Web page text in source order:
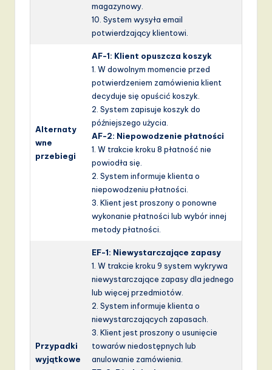
magazynowy.
10. System wysyła email
potwierdzający klientowi.
Alternaty
wne
przebiegi
AF-1: Klient opuszcza koszyk
1. W dowolnym momencie przed
potwierdzeniem zamówienia klient
decyduje się opuścić koszyk.
2. System zapisuje koszyk do
późniejszego użycia.
AF-2: Niepowodzenie płatności
1. W trakcie kroku 8 płatność nie
powiodła się.
2. System informuje klienta o
niepowodzeniu płatności.
3. Klient jest proszony o ponowne
wykonanie płatności lub wybór innej
metody płatności.
Przypadki
wyjątkowe
EF-1: Niewystarczające zapasy
1. W trakcie kroku 9 system wykrywa
niewystarczające zapasy dla jednego
lub więcej przedmiotów.
2. System informuje klienta o
niewystarczających zapasach.
3. Klient jest proszony o usunięcie
towarów niedostępnych lub
anulowanie zamówienia.